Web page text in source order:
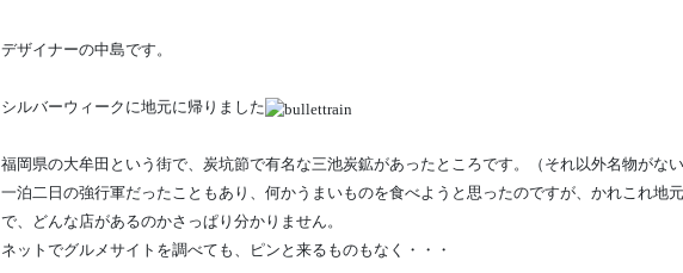
デザイナーの中島です。
シルバーウィークに地元に帰りました
福岡県の大牟田という街で、炭坑節で有名な三池炭鉱があったところです。（それ以外名物がない
一泊二日の強行軍だったこともあり、何かうまいものを食べようと思ったのですが、かれこれ地
で、どんな店があるのかさっぱり分かりません。
ネットでグルメサイトを調べても、ピンと来るものもなく・・・